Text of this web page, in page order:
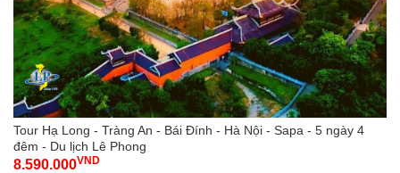
Tour Hạ Long - Tràng An - Bái Đính - Hà Nội - Sapa - 5 ngày 4
đêm - Du lịch Lê Phong
8.590.000VND